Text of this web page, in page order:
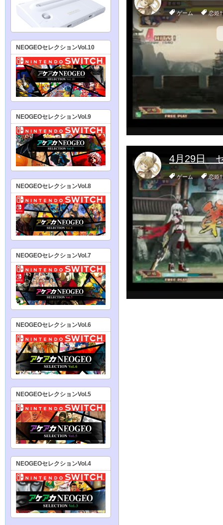
NEOGEOセレクションVol.10
NEOGEOセレクションVol.9
NEOGEOセレクションVol.8
NEOGEOセレクションVol.7
NEOGEOセレクションVol.6
NEOGEOセレクションVol.5
NEOGEOセレクションVol.4